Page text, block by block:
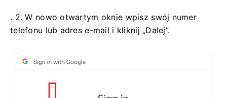
. 2. W nowo otwartym oknie wpisz swój numer
telefonu lub adres e-mail i kliknij „Dalej”.